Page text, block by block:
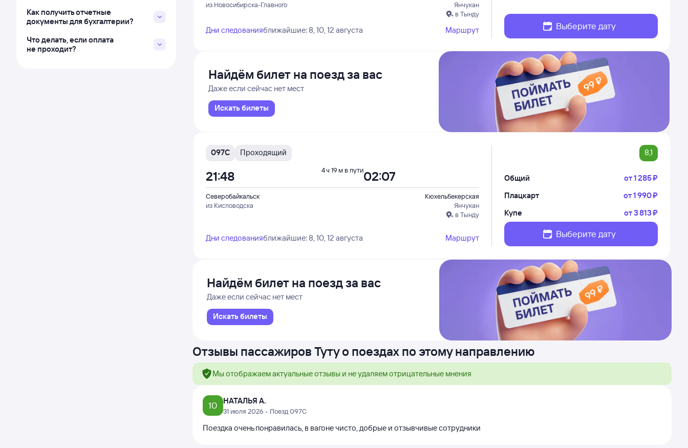
Как получить отчетные
документы для бухгалтерии?
Что делать, если оплата
не проходит?
из Новосибирска-Главного
Янчукан
в Тынду
Дни следованияближайшие: 8, 10, 12 августа Маршрут Выберите дату
Найдём билет на поезд за вас
Даже если сейчас нет мест
Искать билеты
097С Проходящий 8,1
Северобайкальск
из Кисловодска
Кюхельбекерская
Янчукан
в Тынду
21:48 02:07
4 ч 19 м в пути
Дни следованияближайшие: 8, 10, 12 августа Маршрут
Общий от1 ⁠285 ⁠₽
Плацкарт
от1 ⁠990 ⁠₽
Купе
от3 ⁠813 ⁠₽
Выберите дату
Найдём билет на поезд за вас
Даже если сейчас нет мест
Искать билеты
Отзывы пассажиров Туту о поездах по этому направлению
Мы отображаем актуальные отзывы и не удаляем отрицательные мнения
10 НАТАЛЬЯ А.
31 июля 2026 • Поезд 097С
Поездка очень понравилась, в вагоне чисто, добрые и отзывчивые сотрудники